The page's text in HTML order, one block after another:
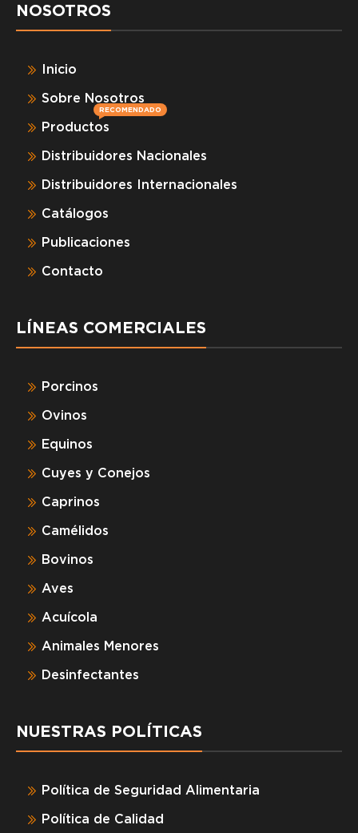
NOSOTROS
Inicio
Sobre Nosotros
Productos
RECOMENDADO
Distribuidores Nacionales
Distribuidores Internacionales
Catálogos
Publicaciones
Contacto
LÍNEAS COMERCIALES
Porcinos
Ovinos
Equinos
Cuyes y Conejos
Caprinos
Camélidos
Bovinos
Aves
Acuícola
Animales Menores
Desinfectantes
NUESTRAS POLÍTICAS
Política de Seguridad Alimentaria
Política de Calidad